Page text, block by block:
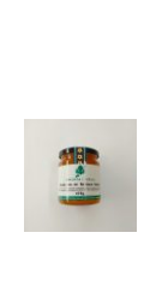
AL
CARRITO
/